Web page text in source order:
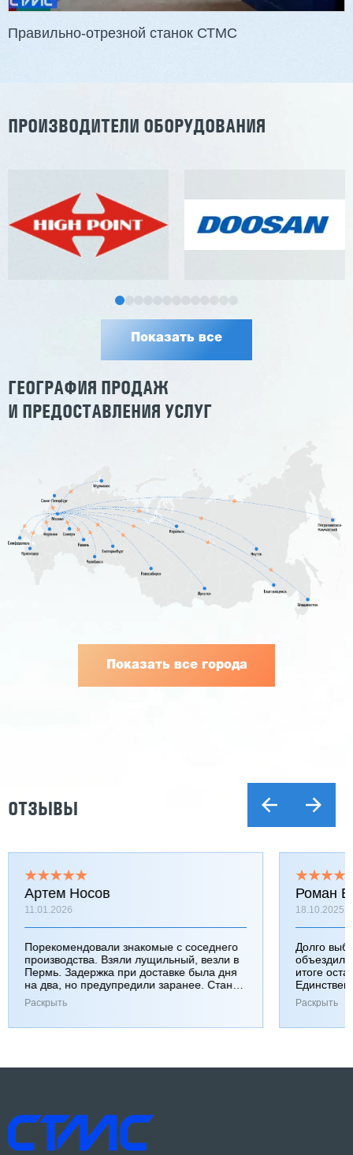
Правильно-отрезной станок СТМС
ПРОИЗВОДИТЕЛИ ОБОРУДОВАНИЯ
Показать все
ГЕОГРАФИЯ ПРОДАЖ
И ПРЕДОСТАВЛЕНИЯ УСЛУГ
Показать все города
ОТЗЫВЫ
Артем Носов
11.01.2026
Порекомендовали знакомые с соседнего
производства. Взяли лущильный, везли в
Пермь. Задержка при доставке была дня
на два, но предупредили заранее. Станок
работает хорошо, к качеству вопросов нет.
Раскрыть
Роман
18.10.2025
Долго
итоге
Раскрыть